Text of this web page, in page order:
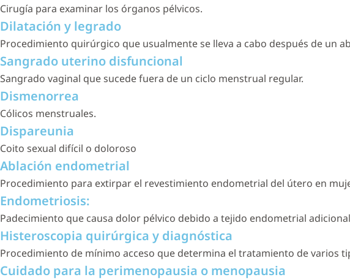
Cirugía para examinar los órganos pélvicos.
Dilatación y legrado
Procedimiento quirúrgico que usualmente se lleva a cabo después de un
Sangrado uterino disfuncional
Sangrado vaginal que sucede fuera de un ciclo menstrual regular.
Dismenorrea
Cólicos menstruales.
Dispareunia
Coito sexual difícil o doloroso
Ablación endometrial
Procedimiento para extirpar el revestimiento endometrial del útero en
Endometriosis:
Padecimiento que causa dolor pélvico debido a tejido endometrial
Histeroscopia quirúrgica y diagnóstica
Procedimiento de mínimo acceso que determina el tratamiento de varios
Cuidado para la perimenopausia o menopausia